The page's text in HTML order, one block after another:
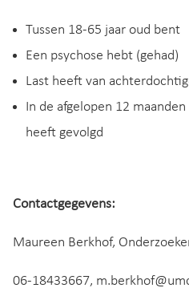
Tussen 18-65 jaar oud bent
Een psychose hebt (gehad)
Last heeft van
In de afgelopen 12
heeft gevolgd
Contactgegevens:
Maureen Berkhof,
06-18433667,